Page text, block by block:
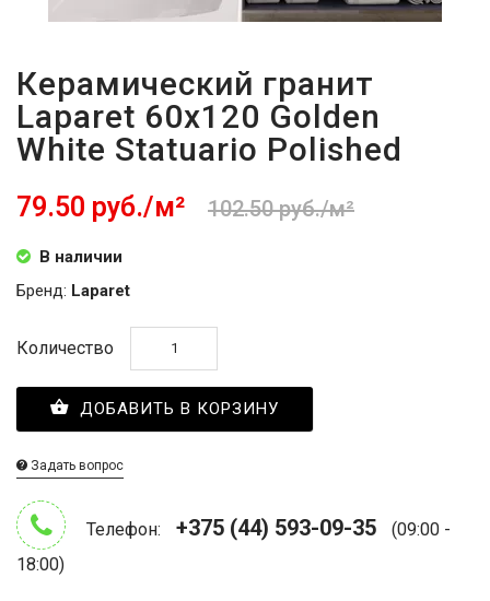
Керамический гранит
Laparet 60x120 Golden
White Statuario Polished
79.50 руб./м² 102.50 руб./м²
В наличии
Бренд: Laparet
Количество
ДОБАВИТЬ В КОРЗИНУ
Задать вопрос
Телефон: +375 (44) 593-09-35
(09:00 -
18:00)